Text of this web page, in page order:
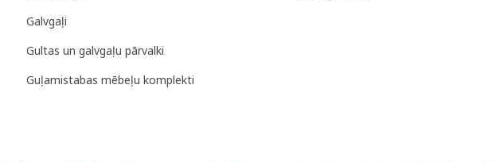
Galvgaļi
Gultas un galvgaļu pārvalki
Guļamistabas mēbeļu komplekti